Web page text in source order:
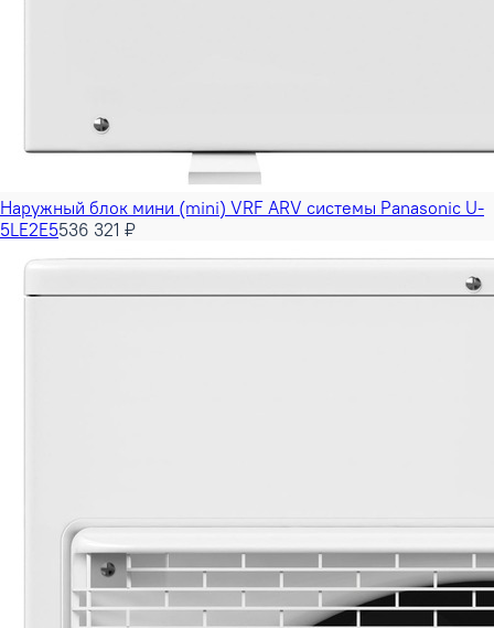
Наружный блок мини (mini) VRF ARV системы Panasonic U-
5LE2E5536 321 ₽